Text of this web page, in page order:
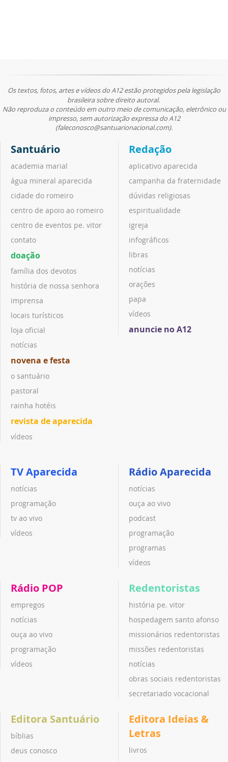
Os textos, fotos, artes e vídeos do A12 estão protegidos pela legislação
brasileira sobre direito autoral.
Não reproduza o conteúdo em outro meio de comunicação, eletrônico ou
impresso, sem autorização expressa do A12
(faleconosco@santuarionacional.com).
Santuário
academia marial
água mineral aparecida
cidade do romeiro
centro de apoio ao romeiro
centro de eventos pe. vitor
contato
doação
família dos devotos
história de nossa senhora
imprensa
locais turísticos
loja oficial
notícias
novena e festa
o santuário
pastoral
rainha hotéis
revista de aparecida
vídeos
Redação
aplicativo aparecida
campanha da fraternidade
dúvidas religiosas
espiritualidade
igreja
infográficos
libras
notícias
orações
papa
vídeos
anuncie no A12
TV Aparecida
notícias
programação
tv ao vivo
vídeos
Rádio Aparecida
notícias
ouça ao vivo
podcast
programação
programas
vídeos
Rádio POP
empregos
notícias
ouça ao vivo
programação
vídeos
Redentoristas
história pe. vitor
hospedagem santo afonso
missionários redentoristas
missões redentoristas
notícias
obras sociais redentoristas
secretariado vocacional
Editora Santuário
bíblias
deus conosco
Editora Ideias &
Letras
livros